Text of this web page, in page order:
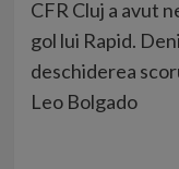
CFR Cluj a avut
gol lui Rapid.
deschiderea
Leo Bolgado